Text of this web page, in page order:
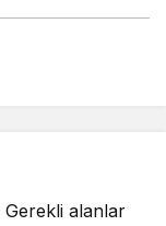
Gerekli alanlar